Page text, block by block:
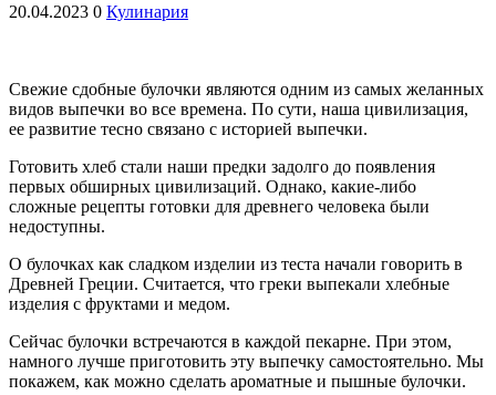
20.04.2023 0 Кулинария
Свежие сдобные булочки являются одним из самых желанных
видов выпечки во все времена. По сути, наша цивилизация,
ее развитие тесно связано с историей выпечки.
Готовить хлеб стали наши предки задолго до появления
первых обширных цивилизаций. Однако, какие-либо
сложные рецепты готовки для древнего человека были
недоступны.
О булочках как сладком изделии из теста начали говорить в
Древней Греции. Считается, что греки выпекали хлебные
изделия с фруктами и медом.
Сейчас булочки встречаются в каждой пекарне. При этом,
намного лучше приготовить эту выпечку самостоятельно. Мы
покажем, как можно сделать ароматные и пышные булочки.